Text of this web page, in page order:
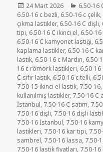
Yayın
tarihi
24 Mart 2026 6.50-16
6.50-16 c bezli, 6.50-16 c çelik,
çıkma lastikler, 6.50-16 C dişli,
tipi, 6.50-16 C ikinci el, 6.50-
6.50-16 C kamyonet lastiği,
kaplama lastikler, 6.50-16 C
lastik, 6.50-16 c Mardin, 6.50-
16 c römork lastikleri, 6.50-
C sıfır lastik, 6.50-16 c telli,
7.50-15 ikinci el lastik, 7.50-16,
kullanılmış lastikler, 7.50-16 C
İstanbul, 7.50-16 C satım,
7.50-16 dişli, 7.50-16 dişli
7.50-16 İstanbul, 7.50-16
lastikleri, 7.50-16 kar tipi,
sambrel, 7.50-16 lassa, 7.50-
7.50-16 lastik fiyatları, 7.50-